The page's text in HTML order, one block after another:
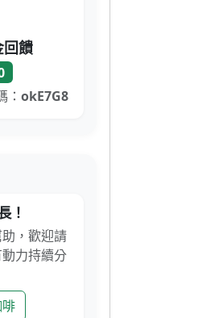
饋
okE7G8
！
，歡迎請
力持續分